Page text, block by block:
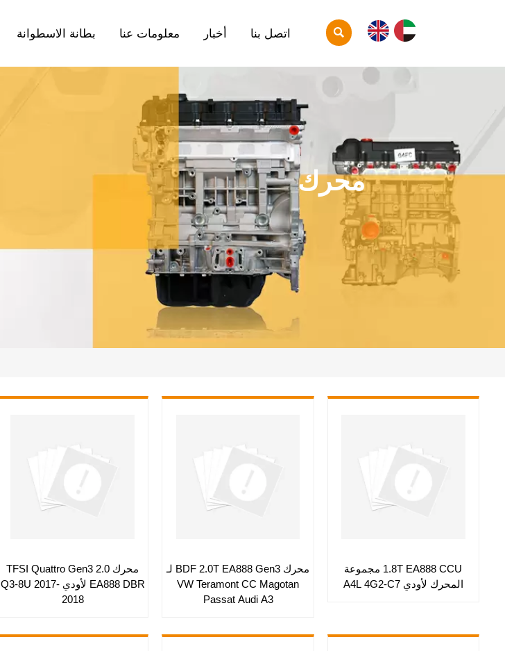
بطانة الاسطوانة معلومات عنا أخبار اتصل بنا 
محرك
محرك 2.0 TFSI Quattro Gen3
EA888 DBR لأودي Q3-8U 2017-
2018
محرك BDF 2.0T EA888 Gen3 لـ
VW Teramont CC Magotan
Passat Audi A3
1.8T EA888 CCU مجموعة
المحرك لأودي A4L 4G2-C7